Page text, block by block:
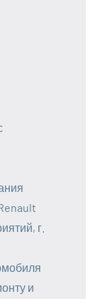
г.
и